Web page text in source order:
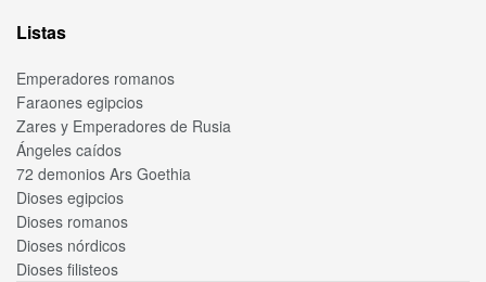
Listas
Emperadores romanos
Faraones egipcios
Zares y Emperadores de Rusia
Ángeles caídos
72 demonios Ars Goethia
Dioses egipcios
Dioses romanos
Dioses nórdicos
Dioses filisteos